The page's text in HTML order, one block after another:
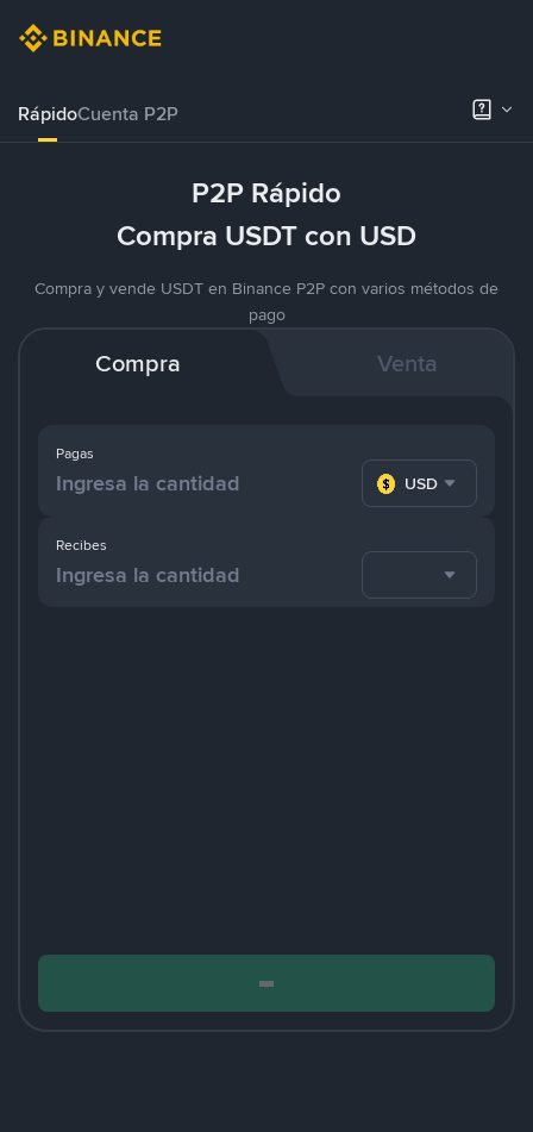
RápidoCuenta P2P
P2P Rápido
Compra USDT con USD
Compra y vende USDT en Binance P2P con varios métodos de
pago
Compra Venta
Pagas
USD
Recibes